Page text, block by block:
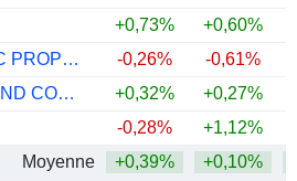
+0,73% +0,60%
LONDONMETRIC PROPERTY PLC
-0,26% -0,61%
THE BRITISH LAND COMPANY PLC
+0,32% +0,27%
-0,28% +1,12%
Moyenne
+0,39% +0,10%